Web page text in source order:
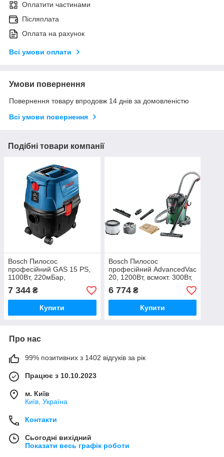
Оплатити частинами
Післяплата
Оплата на рахунок
Всі умови оплати
Умови повернення
Повернення товару впродовж 14 днів за домовленістю
Всі умови повернення
Подібні товари компанії
Bosch Пилосос
професійний GAS 15 PS,
1100Вт, 220мБар,
контейнер 15л, 8кг
7 344 ₴
Купити
Bosch Пилосос
професійний AdvancedVac
20, 1200Вт, всмокт. 300Вт,
контейнер 20л, 7.6кг
6 774₴
Купити
Про нас
99% позитивних з 1402 відгуків за рік
Працює з 10.10.2023
м. Київ
Київ, Україна
Контакти
Сьогодні вихідний
Показати весь графік роботи